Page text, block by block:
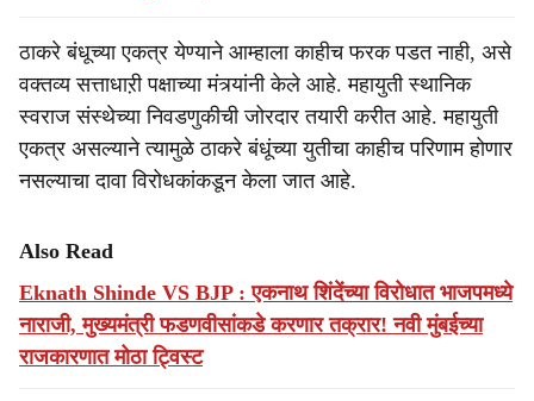
ठाकरे बंधूच्या एकत्र येण्याने आम्हाला काहीच फरक पडत नाही, असे
वक्तव्य सत्ताधाऱी पक्षाच्या मंत्र्यांनी केले आहे. महायुती स्थानिक
स्वराज संस्थेच्या निवडणुकीची जोरदार तयारी करीत आहे. महायुती
एकत्र असल्याने त्यामुळे ठाकरे बंधूंच्या युतीचा काहीच परिणाम होणार
नसल्याचा दावा विरोधकांकडून केला जात आहे.
Also Read
Eknath Shinde VS BJP : एकनाथ शिंदेंच्या विरोधात भाजपमध्ये
नाराजी, मुख्यमंत्री फडणवीसांकडे करणार तक्रार! नवी मुंबईच्या
राजकारणात मोठा ट्विस्ट